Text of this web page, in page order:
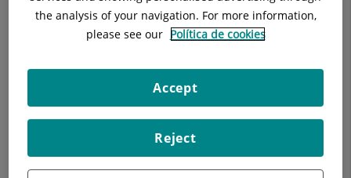
residentes/anuales (total 8 residentes) y numerosos becarios
internacionales.
Equipo Médico Londres
Jefe de Servicio
Jefe Clínico
the analysis of your navigation. For more information,
please see our Política de cookies
Reject
Accept